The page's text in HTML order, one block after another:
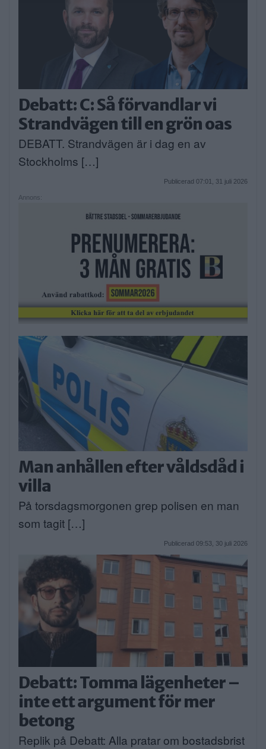
Debatt: C: Så förvandlar vi
Strandvägen till en grön oas
DEBATT. Strandvägen är i dag en av
Stockholms […]
Publicerad 07:01, 31 juli 2026
Annons:
Man anhållen efter våldsdåd i
villa
På torsdagsmorgonen grep polisen en man
som tagit […]
Publicerad 09:53, 30 juli 2026
Debatt: Tomma lägenheter –
inte ett argument för mer
betong
Replik på Debatt: Alla pratar om bostadsbrist